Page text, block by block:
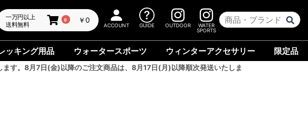
一万円以上
送料無料
0 ￥0
ACCOUNT GUIDE OUTDOOR
WATER
SPORTS
ッキング用品 ウォータースポーツ ウィンターアクセサリー 限定品
す。8月7日(金)以降のご注文商品は、8月17日(月)以降順次発送いたしま